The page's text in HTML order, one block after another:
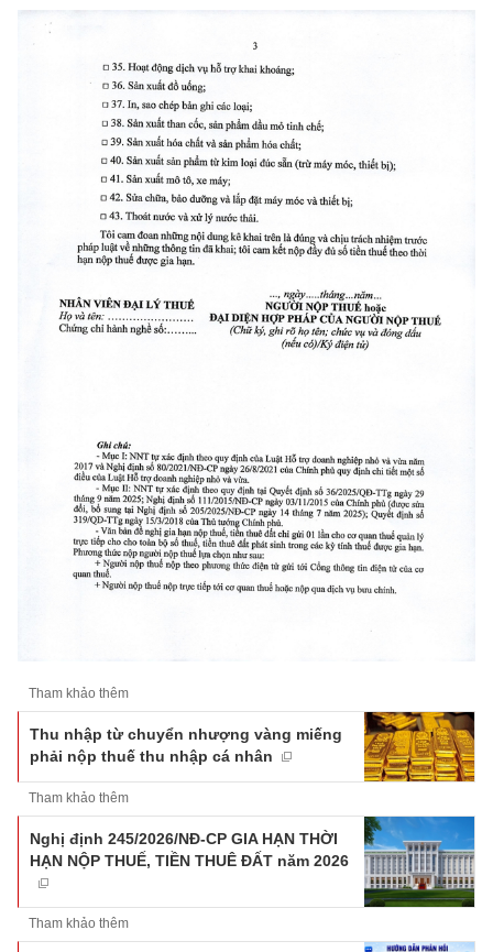
Tham khảo thêm
Thu nhập từ chuyển nhượng vàng miếng
phải nộp thuế thu nhập cá nhân
Tham khảo thêm
Nghị định 245/2026/NĐ-CP GIA HẠN THỜI
HẠN NỘP THUẾ, TIỀN THUÊ ĐẤT năm 2026
Tham khảo thêm